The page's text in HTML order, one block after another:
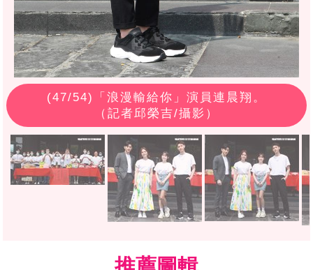
(47/54)「浪漫輸給你」演員連晨翔。
（記者邱榮吉/攝影）